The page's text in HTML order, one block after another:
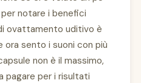
notare i benefici
ovattamento uditivo è
sento i suoni con più
non è il massimo,
pagare per i risultati